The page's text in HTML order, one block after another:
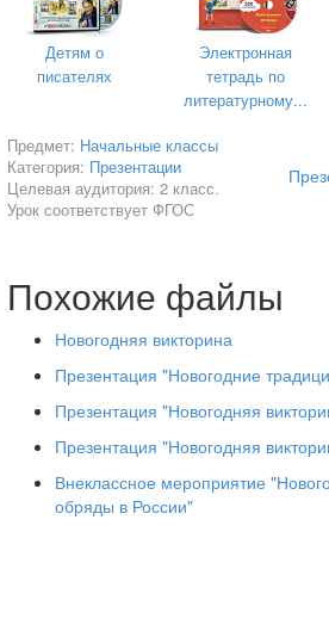
Внеклассное занятие по уроку
-Знакомить учащихся с красотой
-Воспитывать читательскую культуру
Викторина
Отрывки из произведений:
1.Вылез из под коры жук с
Закрутил, закрутил головой,
тоненький писк послышался.
Детям о
писателях
Электронная
тетрадь по
литературному...
Предмет: Начальные классы
Категория: Презентации
Целевая аудитория: 2 класс.
Урок соответствует ФГОС
Похожие файлы
Новогодняя викторина
Презентация "Новогодние
Презентация "Новогодняя
Презентация "Новогодняя
Внеклассное мероприятие
обряды в России"